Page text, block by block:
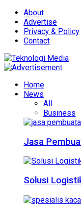
About
Advertise
Privacy & Policy
Contact
Home
News
All
Business
Jasa
Solusi